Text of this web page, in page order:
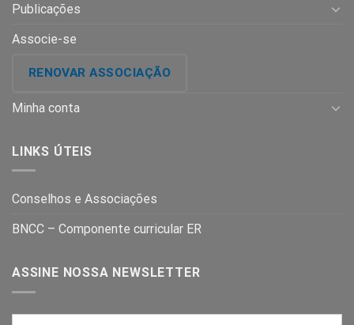
Publicações
Associe-se
RENOVAR ASSOCIAÇÃO
Minha conta
LINKS ÚTEIS
Conselhos e Associações
BNCC – Componente curricular ER
ASSINE NOSSA NEWSLETTER